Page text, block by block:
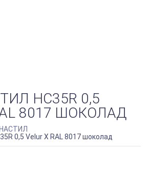
НС35R 0,5
8017 ШОКОЛАД
0,5 Velur X RAL 8017 шоколад